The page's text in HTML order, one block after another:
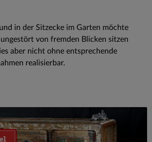
in der Sitzecke im Garten möchte
von fremden Blicken sitzen
aber nicht ohne entsprechende
realisierbar.